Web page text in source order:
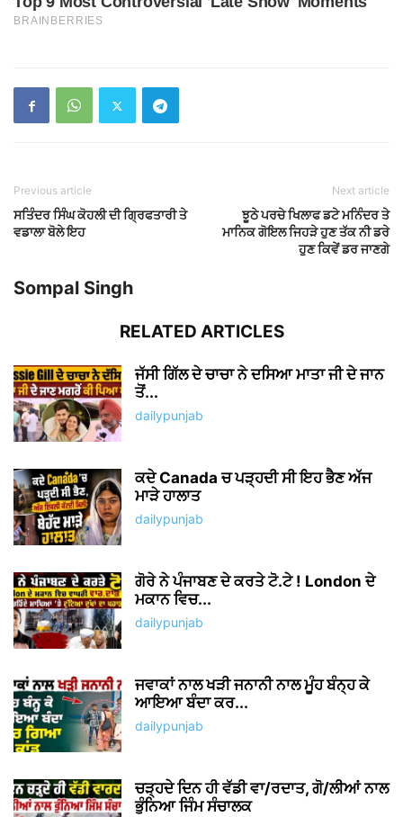
Previous article
ਸਤਿੰਦਰ ਸਿੰਘ ਕੋਹਲੀ ਦੀ ਗ੍ਰਿਫਤਾਰੀ ਤੇ
ਵਡਾਲਾ ਬੋਲੇ ਇਹ
Next article
ਝੂਠੇ ਪਰਚੇ ਖਿਲਾਫ ਡਟੇ ਮਨਿੰਦਰ ਤੇ
ਮਾਨਿਕ ਗੋਇਲ ਜਿਹੜੇ ਹੁਣ ਤੱਕ ਨੀ ਡਰੇ
ਹੁਣ ਕਿਵੇਂ ਡਰ ਜਾਣਗੇ
Sompal Singh
RELATED ARTICLES
ਜੱਸੀ ਗਿੱਲ ਦੇ ਚਾਚਾ ਨੇ ਦਸਿਆ ਮਾਤਾ ਜੀ ਦੇ ਜਾਨ
ਤੋਂ...
dailypunjab
ਕਦੇ Canada ਚ ਪੜ੍ਹਦੀ ਸੀ ਇਹ ਭੈਣ ਅੱਜ
ਮਾੜੇ ਹਾਲਾਤ
dailypunjab
ਗੋਰੇ ਨੇ ਪੰਜਾਬਣ ਦੇ ਕਰਤੇ ਟੋ.ਟੇ ! London ਦੇ
ਮਕਾਨ ਵਿਚ...
dailypunjab
ਜਵਾਕਾਂ ਨਾਲ ਖੜੀ ਜਨਾਨੀ ਨਾਲ ਮੂੰਹ ਬੰਨ੍ਹ ਕੇ
ਆਇਆ ਬੰਦਾ ਕਰ...
dailypunjab
ਚੜ੍ਹਦੇ ਦਿਨ ਹੀ ਵੱਡੀ ਵਾ/ਰਦਾਤ, ਗੋ/ਲੀਆਂ ਨਾਲ
ਭੁੰਨਿਆ ਜਿੰਮ ਸੰਚਾਲਕ